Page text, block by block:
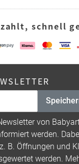
schnell
von
werden.
B. Öffnungen und
werden.